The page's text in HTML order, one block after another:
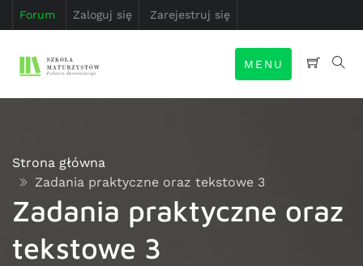
Forum Zaloguj się Zarejestruj się
MENU
Strona główna
Zadania praktyczne oraz tekstowe 3
Zadania praktyczne oraz
tekstowe 3